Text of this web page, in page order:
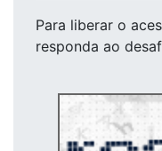
Para liberar o
responda ao